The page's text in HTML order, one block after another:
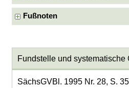
Fußnoten
Fundstelle und systematische
SächsGVBl. 1995 Nr. 28, S.